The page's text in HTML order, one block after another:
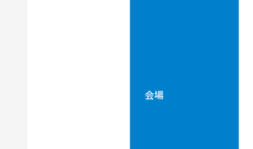
会場